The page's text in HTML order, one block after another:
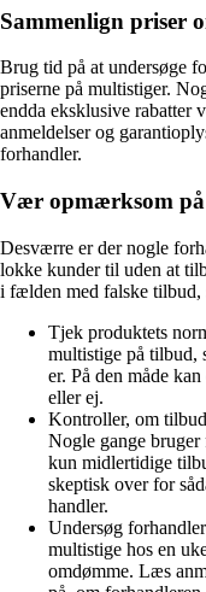
Sammenlign priser
Brug tid på at undersøge
priserne på multistiger.
endda eksklusive rabatter
anmeldelser og
forhandler.
Vær opmærksom
Desværre er der nogle
lokke kunder til uden at
i fælden med falske
Tjek produktets
multistige på tilbud,
er. På den måde
eller ej.
Kontroller, om
Nogle gange
kun midlertidige
skeptisk over for
handler.
Undersøg
multistige hos en
omdømme. Læs